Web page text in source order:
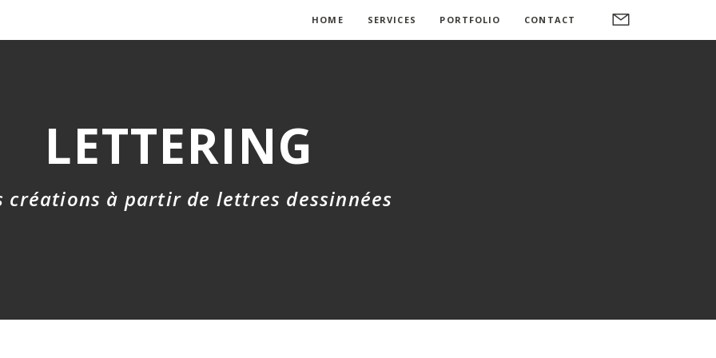
HOME SERVICES PORTFOLIO CONTACT
LETTERING
créations à partir de lettres dessinnées